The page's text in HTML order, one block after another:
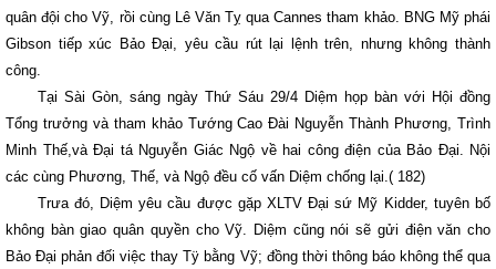
quân đội cho Vỹ, rồi cùng Lê Văn Tỵ quaCannes tham khảo. BNG Mỹ phái
Gibson tiếp xúc Bảo Đại, yêu cầu rút lại lệnh trên, nhưng không thành
công.
Tại Sài Gòn, sáng ngày Thứ Sáu 29/4 Diệm họp bàn với Hội đồng
Tổng trưởng và tham khảo Tướng Cao Đài Nguyễn Thành Phương, Trình
Minh Thế,và Đại tá Nguyễn Giác Ngộ về hai công điện của Bảo Đại. Nội
các cùng Phương, Thế, và Ngộ đều cố vấn Diệm chống lại.( 182)
Trưa đó, Diệm yêu cầu được gặp XLTV Đại sứ Mỹ Kidder, tuyên bố
không bàn giao quân quyền cho Vỹ. Diệm cũng nói sẽ gửi điện văn cho
Bảo Đại phản đối việc thay Tÿ bằng Vỹ; đồng thời thông báo không thể qua